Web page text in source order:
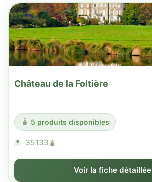
Château de la Foltière
5 produits disponibles
35133
Voir la fiche détaillée